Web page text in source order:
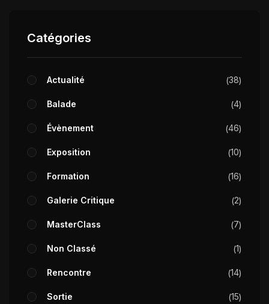
Catégories
Actualité 38
Balade 4
Évènement 46
Exposition 10
Formation 16
Galerie Critique 2
MasterClass 7
Non Classé 1
Rencontre 14
Sortie 15